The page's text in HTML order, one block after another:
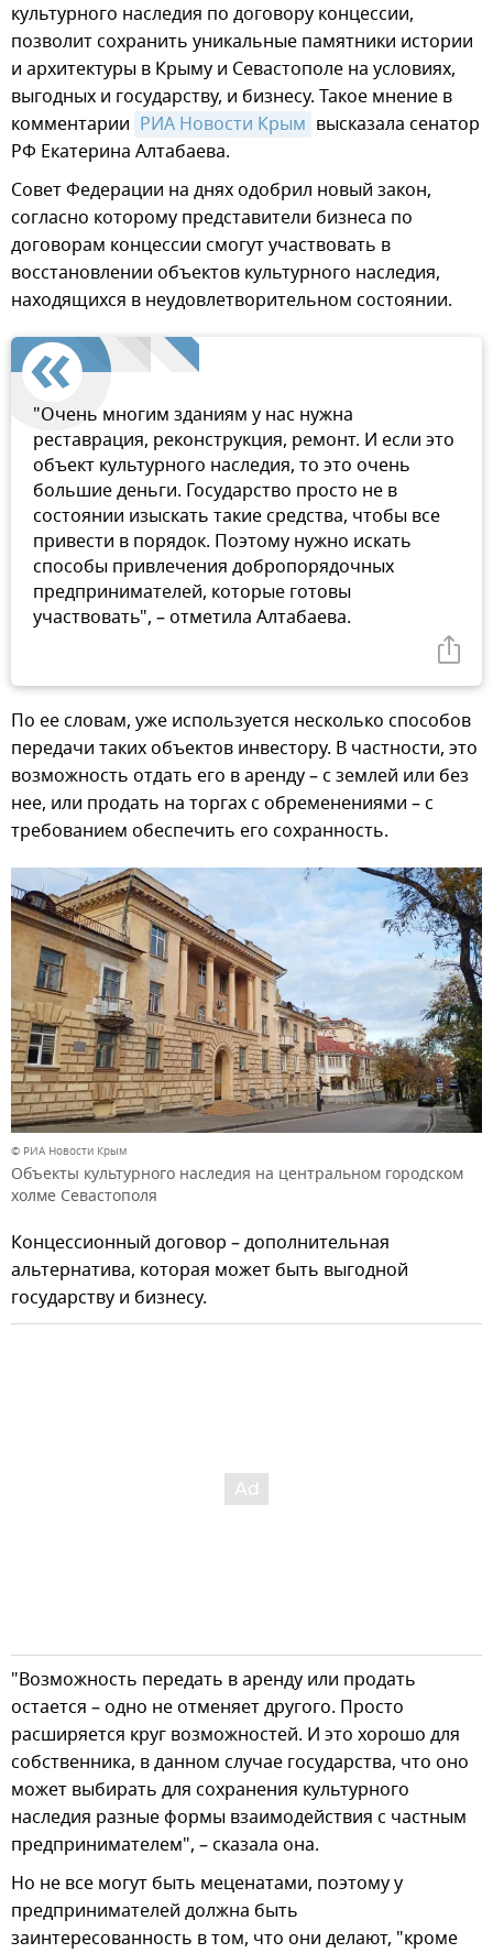
культурного наследия по договору концессии,
позволит сохранить уникальные памятники истории
и архитектуры в Крыму и Севастополе на условиях,
выгодных и государству, и бизнесу. Такое мнение в
комментарии РИА Новости Крым высказала сенатор
РФ Екатерина Алтабаева.
Совет Федерации на днях одобрил новый закон,
согласно которому представители бизнеса по
договорам концессии смогут участвовать в
восстановлении объектов культурного наследия,
находящихся в неудовлетворительном состоянии.
"Очень многим зданиям у нас нужна
реставрация, реконструкция, ремонт. И если это
объект культурного наследия, то это очень
большие деньги. Государство просто не в
состоянии изыскать такие средства, чтобы все
привести в порядок. Поэтому нужно искать
способы привлечения добропорядочных
предпринимателей, которые готовы
участвовать", – отметила Алтабаева.
По ее словам, уже используется несколько способов
передачи таких объектов инвестору. В частности, это
возможность отдать его в аренду – с землей или без
нее, или продать на торгах с обременениями – с
требованием обеспечить его сохранность.
© РИА Новости Крым
Объекты культурного наследия на центральном городском
холме Севастополя
Концессионный договор – дополнительная
альтернатива, которая может быть выгодной
государству и бизнесу.
"Возможность передать в аренду или продать
остается – одно не отменяет другого. Просто
расширяется круг возможностей. И это хорошо для
собственника, в данном случае государства, что оно
может выбирать для сохранения культурного
наследия разные формы взаимодействия с частным
предпринимателем", – сказала она.
Но не все могут быть меценатами, поэтому у
предпринимателей должна быть
заинтересованность в том, что они делают, "кроме